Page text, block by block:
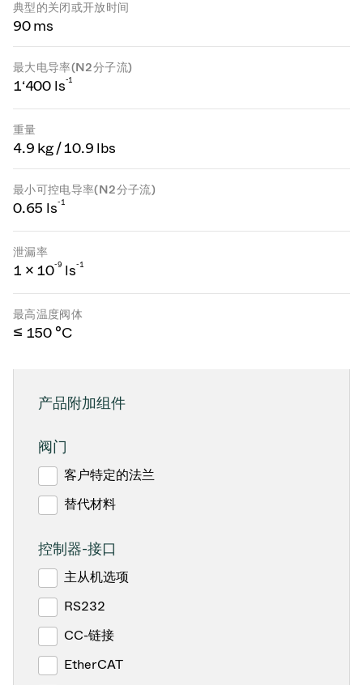
典型的关闭或开放时间
90 ms
最大电导率(N2分子流)
1‘400 ls-1
重量
4.9 kg / 10.9 lbs
最小可控电导率(N2分子流)
0.65 ls-1
泄漏率
1 × 10-9 ls-1
最高温度阀体
≤ 150 °C
产品附加组件
阀门
客户特定的法兰
替代材料
控制器-接口
主从机选项
RS232
CC-链接
EtherCAT